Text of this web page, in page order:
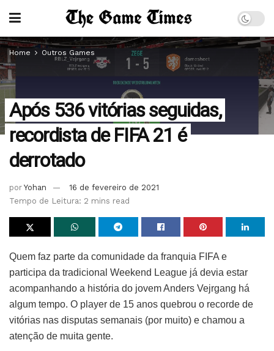
Home Outros Games
Após 536 vitórias seguidas,
recordista de FIFA 21 é
derrotado
por Yohan
16 de fevereiro de 2021
Tempo de Leitura: 2 mins read
Quem faz parte da comunidade da franquia FIFA e
participa da tradicional Weekend League já devia estar
acompanhando a história do jovem Anders Vejrgang há
algum tempo. O player de 15 anos quebrou o recorde de
vitórias nas disputas semanais (por muito) e chamou a
atenção de muita gente.